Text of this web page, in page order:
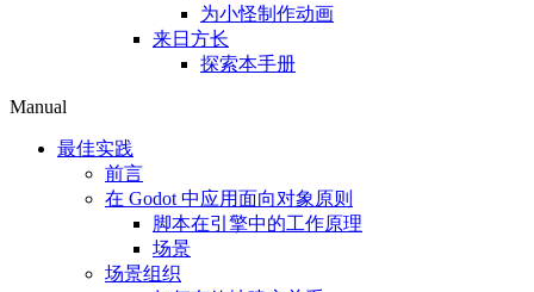
为小怪制作动画
来日方长
探索本手册
Manual
最佳实践
前言
在 Godot 中应用面向对象原则
脚本在引擎中的工作原理
场景
场景组织